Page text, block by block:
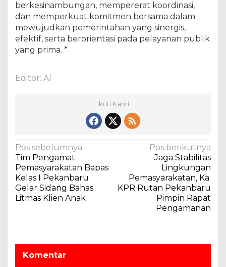
berkesinambungan, mempererat koordinasi,
dan memperkuat komitmen bersama dalam
mewujudkan pemerintahan yang sinergis,
efektif, serta berorientasi pada pelayanan publik
yang prima. *
Editor: Al
Ikuti Kami
N
a
v
i
g
i
p
Pos sebelumnya
Tim Pengamat
Pemasyarakatan Bapas
Kelas I Pekanbaru
Gelar Sidang Bahas
Litmas Klien Anak
Pos berikutnya
Jaga Stabilitas
Lingkungan
Pemasyarakatan, Ka.
KPR Rutan Pekanbaru
Pimpin Rapat
Pengamanan
Komentar